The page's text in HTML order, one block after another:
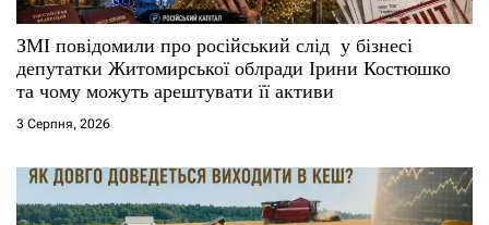
ЗМІ повідомили про російський слід у бізнесі
депутатки Житомирської облради Ірини Костюшко
та чому можуть арештувати її активи
3 Серпня, 2026